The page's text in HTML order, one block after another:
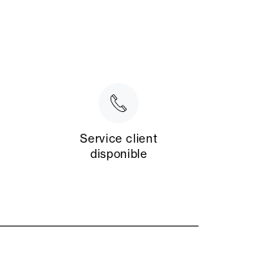
Service client
disponible